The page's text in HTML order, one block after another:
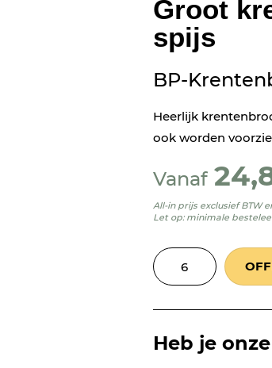
Groot
spijs
BP-
Heerlijk
ook worden
Vanaf
All-in prijs exclusief BTW
Let op: minimale
Heb je